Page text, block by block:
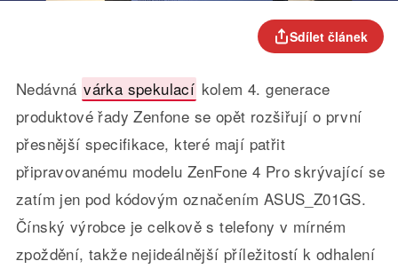
Sdílet článek
Nedávná várka spekulací kolem 4. generace
produktové řady Zenfone se opět rozšiřují o první
přesnější specifikace, které mají patřit
připravovanému modelu ZenFone 4 Pro skrývající se
zatím jen pod kódovým označením ASUS_Z01GS.
Čínský výrobce je celkově s telefony v mírném
zpoždění, takže nejideálnější příležitostí k odhalení